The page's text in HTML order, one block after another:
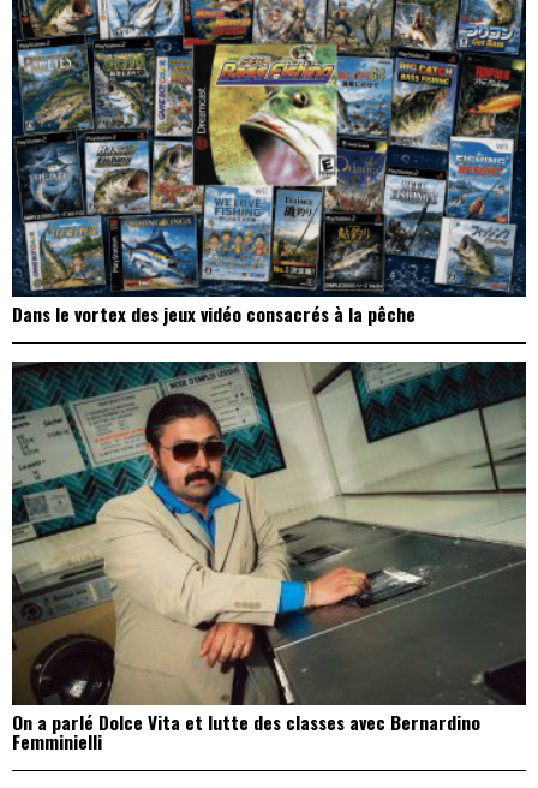
Dans le vortex des jeux vidéo consacrés à la pêche
On a parlé Dolce Vita et lutte des classes avec Bernardino
Femminielli